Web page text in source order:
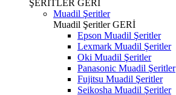
ŞERİTLER GERİ
Muadil Şeritler
Muadil ŞeritlerGERİ
Epson Muadil Şeritler
Lexmark Muadil Şeritler
Oki Muadil Şeritler
Panasonic Muadil Şeritler
Fujitsu Muadil Şeritler
Seikosha Muadil Şeritler